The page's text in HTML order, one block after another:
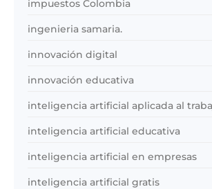
impuestos Colombia
ingenieria samaria.
innovación digital
innovación educativa
inteligencia artificial aplicada al
inteligencia artificial educativa
inteligencia artificial en empresas
inteligencia artificial gratis